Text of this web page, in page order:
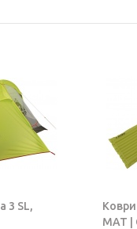
3 SL,
MAT |